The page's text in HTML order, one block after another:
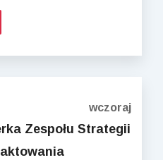
wczoraj
Zespołu Strategii